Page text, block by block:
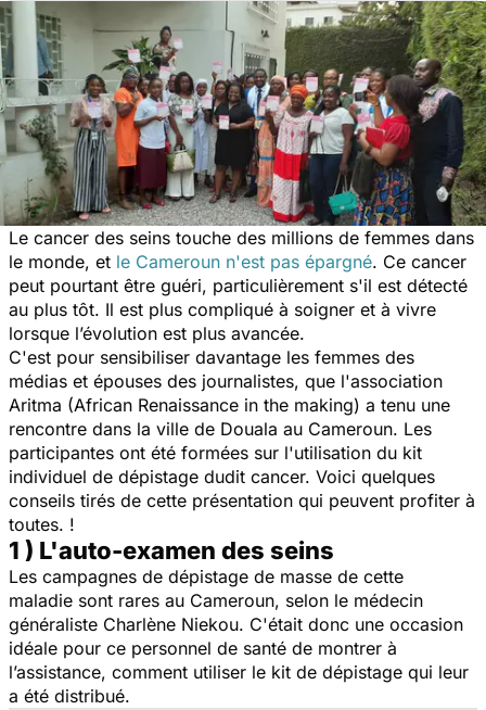
Le cancer des seins touche des millions de femmes dans
le monde, et le Cameroun n'est pas épargné. Ce cancer
peut pourtant être guéri, particulièrement s'il est détecté
au plus tôt. Il est plus compliqué à soigner et à vivre
lorsque l’évolution est plus avancée.
C'est pour sensibiliser davantage les femmes des
médias et épouses des journalistes, que l'association
Aritma (African Renaissance in the making) a tenu une
rencontre dans la ville de Douala au Cameroun. Les
participantes ont été formées sur l'utilisation du kit
individuel de dépistage dudit cancer. Voici quelques
conseils tirés de cette présentation qui peuvent profiter à
toutes. !
1 ) L'auto-examen des seins
Les campagnes de dépistage de masse de cette
maladie sont rares au Cameroun, selon le médecin
généraliste Charlène Niekou. C'était donc une occasion
idéale pour ce personnel de santé de montrer à
l’assistance, comment utiliser le kit de dépistage qui leur
a été distribué.